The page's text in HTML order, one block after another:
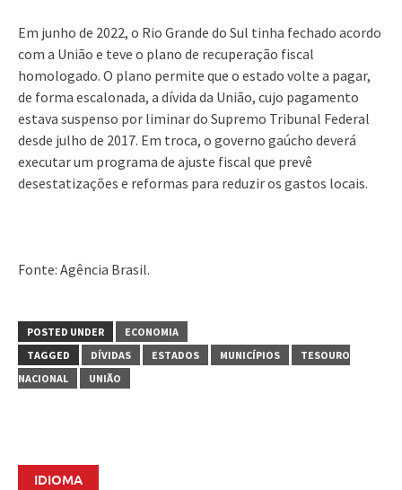
Em junho de 2022, o Rio Grande do Sul tinha fechado acordo
com a União e teve o plano de recuperação fiscal
homologado. O plano permite que o estado volte a pagar,
de forma escalonada, a dívida da União, cujo pagamento
estava suspenso por liminar do Supremo Tribunal Federal
desde julho de 2017. Em troca, o governo gaúcho deverá
executar um programa de ajuste fiscal que prevê
desestatizações e reformas para reduzir os gastos locais.
Fonte: Agência Brasil.
POSTED UNDER
ECONOMIA
TAGGED
DÍVIDAS ESTADOS MUNICÍPIOS
TESOURO
NACIONAL
UNIÃO
IDIOMA